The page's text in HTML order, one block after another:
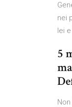
nei
lei
5